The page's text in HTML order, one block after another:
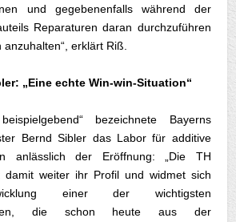
und gegebenenfalls während der
Reparaturen daran durchzuführen
erklärt Riß.
„Eine echte Win-win-Situation“
bezeichnete Bayerns
Bernd Sibler das Labor für additive
anlässlich der Eröffnung: „Die TH
damit weiter ihr Profil und widmet sich
einer der wichtigsten
die schon heute aus der